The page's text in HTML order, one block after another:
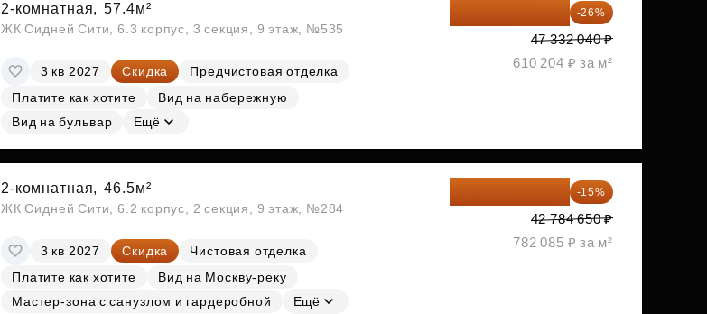
2-комнатная, 57.4м²
ЖК Сидней Сити, 6.3 корпус, 3 секция, 9 этаж, №535
3 кв 2027 Скидка
Предчистовая отделка
Платите как хотите
Вид на набережную
Вид на бульвар
Ещё
-26%
47 332 040 ₽
610 204 ₽ за м²
2-комнатная, 46.5м²
ЖК Сидней Сити, 6.2 корпус, 2 секция, 9 этаж, №284
3 кв 2027 Скидка
Чистовая отделка
Платите как хотите
Вид на Москву-реку
Мастер-зона с санузлом и гардеробной
Ещё
-15%
42 784 650 ₽
782 085 ₽ за м²